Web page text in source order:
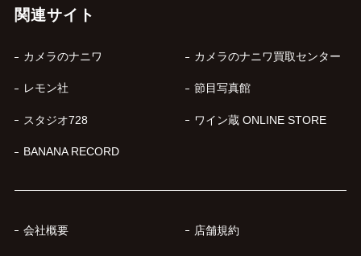
関連サイト
カメラのナニワ カメラのナニワ買取センター
レモン社 節目写真館
スタジオ728 ワイン蔵 ONLINE STORE
BANANA RECORD
会社概要 店舗規約